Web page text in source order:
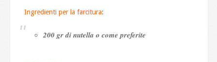
Ingredienti per la farcitura:
200 gr di nutella o come preferite